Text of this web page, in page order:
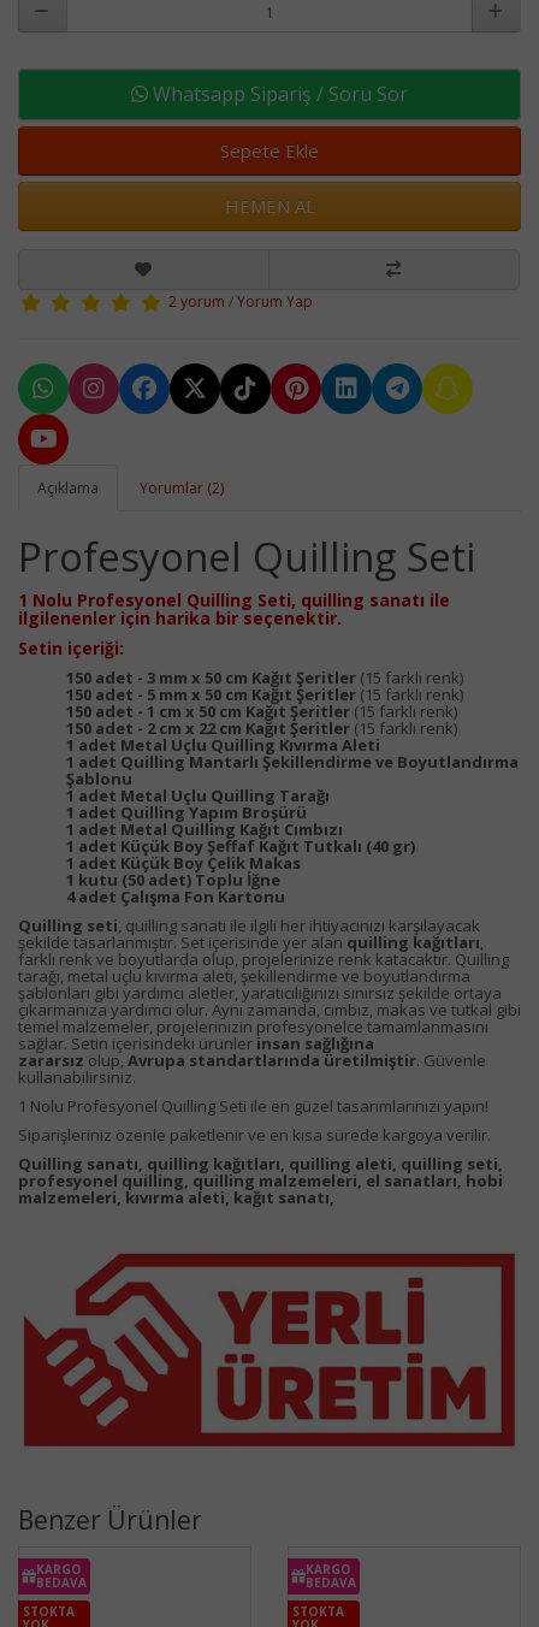
Whatsapp Sipariş / Soru Sor
Sepete Ekle
HEMEN AL
2 yorum /Yorum Yap
Açıklama Yorumlar (2)
Profesyonel Quilling Seti
1 Nolu Profesyonel Quilling Seti, quilling sanatı ile
ilgilenenler için harika bir seçenektir.
Setin içeriği:
150 adet - 3 mm x 50 cm Kağıt Şeritler (15 farklı renk)
150 adet - 5 mm x 50 cm Kağıt Şeritler (15 farklı renk)
150 adet - 1 cm x 50 cm Kağıt Şeritler (15 farklı renk)
150 adet - 2 cm x 22 cm Kağıt Şeritler (15 farklı renk)
1 adet Metal Uçlu Quilling Kıvırma Aleti
1 adet Quilling Mantarlı Şekillendirme ve Boyutlandırma
Şablonu
1 adet Metal Uçlu Quilling Tarağı
1 adet Quilling Yapım Broşürü
1 adet Metal Quilling Kağıt Cımbızı
1 adet Küçük Boy Şeffaf Kağıt Tutkalı (40 gr)
1 adet Küçük Boy Çelik Makas
1 kutu (50 adet) Toplu İğne
4 adet Çalışma Fon Kartonu
Quilling seti, quilling sanatı ile ilgili her ihtiyacınızı karşılayacak
şekilde tasarlanmıştır. Set içerisinde yer alan quilling kağıtları,
farklı renk ve boyutlarda olup, projelerinize renk katacaktır. Quilling
tarağı, metal uçlu kıvırma aleti, şekillendirme ve boyutlandırma
şablonları gibi yardımcı aletler, yaratıcılığınızı sınırsız şekilde ortaya
çıkarmanıza yardımcı olur. Aynı zamanda, cımbız, makas ve tutkal gibi
temel malzemeler, projelerinizin profesyonelce tamamlanmasını
sağlar. Setin içerisindeki ürünler insan sağlığına
zararsız olup, Avrupa standartlarında üretilmiştir. Güvenle
kullanabilirsiniz.
1 Nolu Profesyonel Quilling Seti ile en güzel tasarımlarınızı yapın!
Siparişleriniz özenle paketlenir ve en kısa sürede kargoya verilir.
Quilling sanatı, quilling kağıtları, quilling aleti, quilling seti,
profesyonel quilling, quilling malzemeleri, el sanatları, hobi
malzemeleri, kıvırma aleti, kağıt sanatı,
Benzer Ürünler
KARGO
BEDAVA
STOKTA
KARGO
BEDAVA
STOKTA